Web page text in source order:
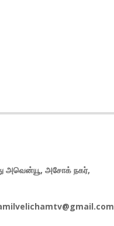
அவென்யூ, அசோக் நகர்,